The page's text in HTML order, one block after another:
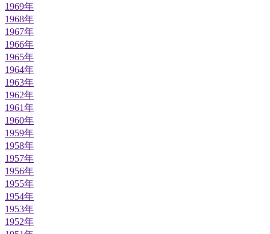
1969年
1968年
1967年
1966年
1965年
1964年
1963年
1962年
1961年
1960年
1959年
1958年
1957年
1956年
1955年
1954年
1953年
1952年